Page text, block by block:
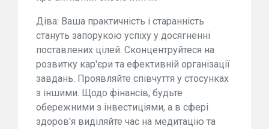
Діва: Ваша практичність і старанність
стануть запорукою успіху у досягненні
поставлених цілей. Сконцентруйтеся на
розвитку кар'єри та ефективній організації
завдань. Проявляйте співчуття у стосунках
з іншими. Щодо фінансів, будьте
обережними з інвестиціями, а в сфері
здоров'я виділяйте час на медитацію та